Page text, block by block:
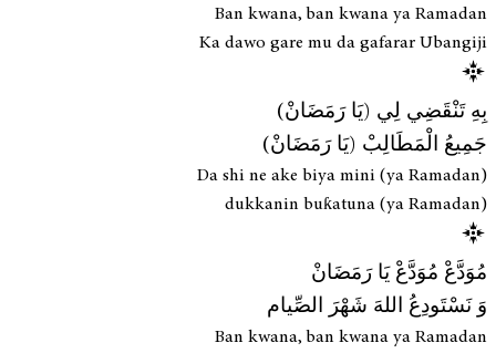
Ban kwana, ban kwana ya Ramadan
Ka dawo gare mu da gafarar Ubangiji
بِهِ تَنْقَضِي لِي (يَا رَمَضَانْ)
جَمِيعُ الْمَطَالِبْ (يَا رَمَضَانْ)
Da shi ne ake biya mini (ya Ramadan)
dukkanin buƙatuna (ya Ramadan)
مُوَدَّعْ مُوَدَّعْ يَا رَمَضَانْ
وَ نَسْتَودِعُ اللهَ شَهْرَ الصِّيام
Ban kwana, ban kwana ya Ramadan